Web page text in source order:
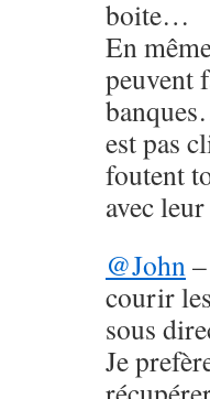
boite…
En
peuvent
est pas
foutent
avec
@John
courir
sous
Je